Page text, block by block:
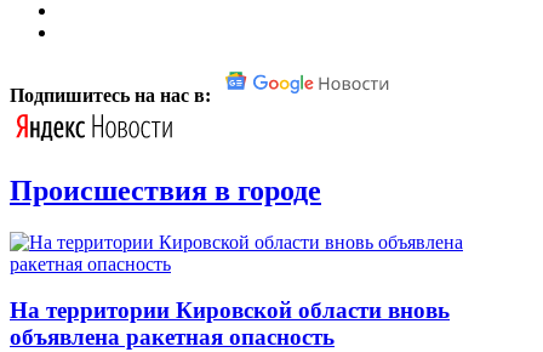
Подпишитесь на нас в:
Происшествия в городе
На территории Кировской области вновь
объявлена ракетная опасность